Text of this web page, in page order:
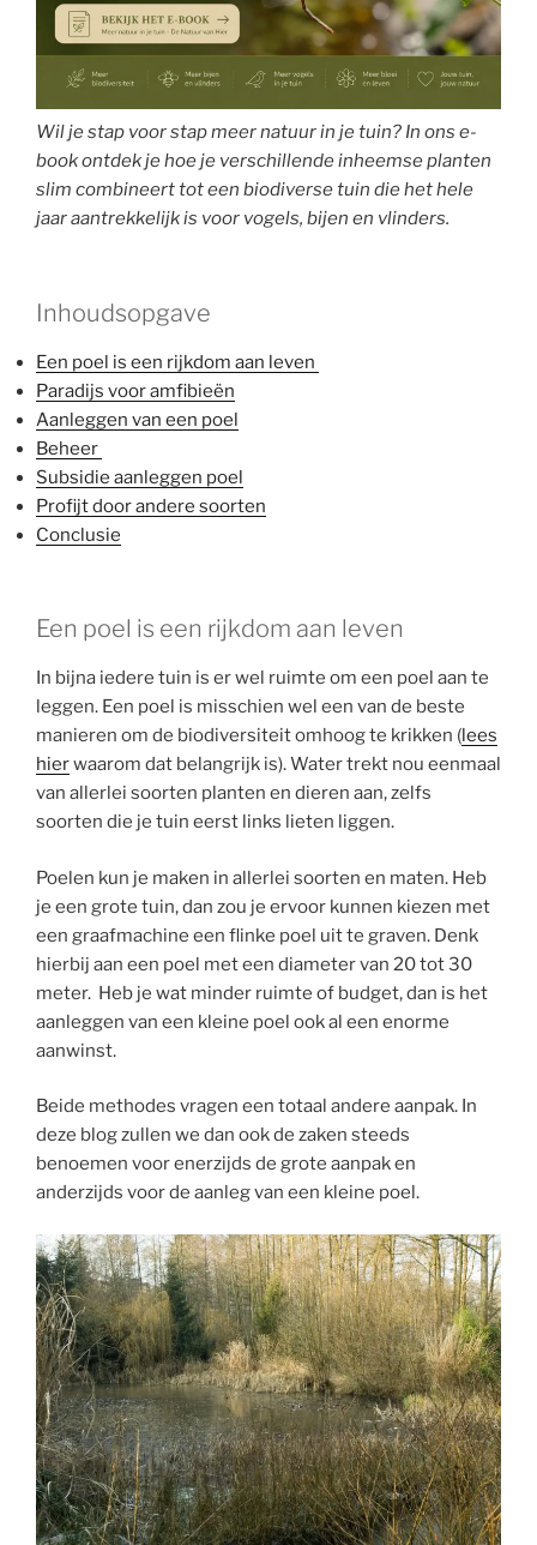
Wil je stap voor stap meer natuur in je tuin? In ons e-
book ontdek je hoe je verschillende inheemse planten
slim combineert tot een biodiverse tuin die het hele
jaar aantrekkelijk is voor vogels, bijen en vlinders.
Inhoudsopgave
Een poel is een rijkdom aan leven
Paradijs voor amfibieën
Aanleggen van een poel
Beheer
Subsidie aanleggen poel
Profijt door andere soorten
Conclusie
Een poel is een rijkdom aan leven
In bijna iedere tuin is er wel ruimte om een poel aan te
leggen. Een poel is misschien wel een van de beste
manieren om de biodiversiteit omhoog te krikken (lees
hierwaarom dat belangrijk is). Water trekt nou eenmaal
van allerlei soorten planten en dieren aan, zelfs
soorten die je tuin eerst links lieten liggen.
Poelen kun je maken in allerlei soorten en maten. Heb
je een grote tuin, dan zou je ervoor kunnen kiezen met
een graafmachine een flinke poel uit te graven. Denk
hierbij aan een poel met een diameter van 20 tot 30
meter. Heb je wat minder ruimte of budget, dan is het
aanleggen van een kleine poel ook al een enorme
aanwinst.
Beide methodes vragen een totaal andere aanpak. In
deze blog zullen we dan ook de zaken steeds
benoemen voor enerzijds de grote aanpak en
anderzijds voor de aanleg van een kleine poel.